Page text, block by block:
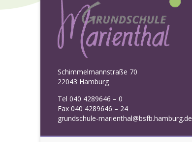
Schimmelmannstraße 70
22043 Hamburg
Tel 040 4289646 – 0
Fax 040 4289646 – 24
grundschule-marienthal@bsfb.hamburg.de